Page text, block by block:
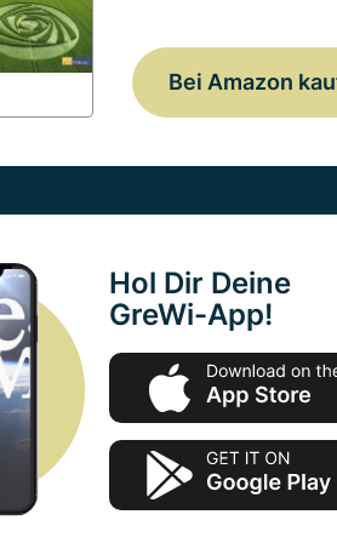
Bei Amazon
Hol Dir Deine
GreWi-App!